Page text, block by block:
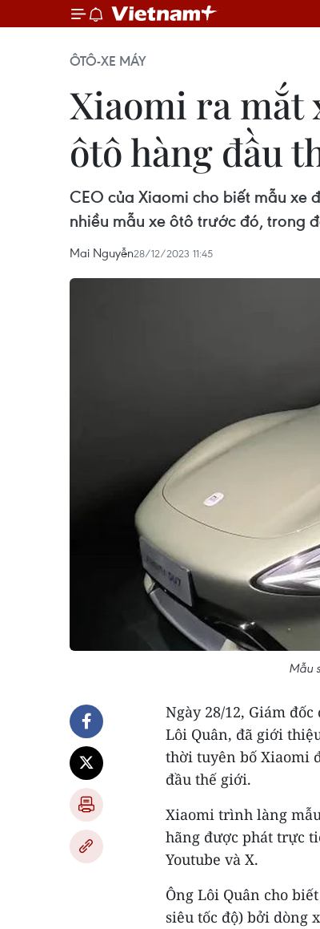
ÔTÔ-XE MÁY
Xiaomi ra mắt
ôtô hàng đầu
CEO của Xiaomi cho biết mẫu xe
nhiều mẫu xe ôtô trước đó, trong
Mai Nguyễn28/12/2023 11:45
Mẫu
Ngày 28/12, Giám
Lôi Quân, đã giới
thời tuyên bố Xiaomi
đầu thế giới.
Xiaomi trình làng
hãng được phát trực
Youtube và X.
Ông Lôi Quân cho
siêu tốc độ) bởi dòng